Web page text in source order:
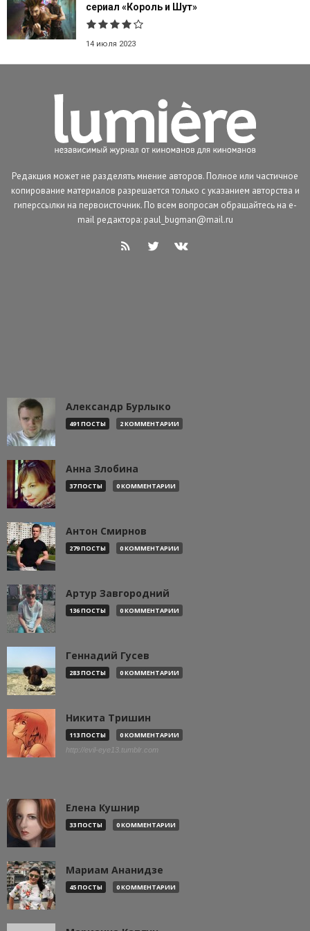
сериал «Король и Шут»
14 июля 2023
Редакция может не разделять мнение авторов. Полное или частичное
копирование материалов разрешается только с указанием авторства и
гиперссылки на первоисточник. По всем вопросам обращайтесь на e-
mail редактора: paul_bugman@mail.ru
Александр Бурлыко
491 ПОСТЫ 2 КОММЕНТАРИИ
Анна Злобина
37 ПОСТЫ 0 КОММЕНТАРИИ
Антон Смирнов
279 ПОСТЫ 0 КОММЕНТАРИИ
Артур Завгородний
136 ПОСТЫ 0 КОММЕНТАРИИ
Геннадий Гусев
283 ПОСТЫ 0 КОММЕНТАРИИ
Никита Тришин
113 ПОСТЫ 0 КОММЕНТАРИИ
http://evil-eye13.tumblr.com
Елена Кушнир
33 ПОСТЫ 0 КОММЕНТАРИИ
Мариам Ананидзе
45 ПОСТЫ 0 КОММЕНТАРИИ